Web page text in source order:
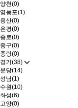
양천(0)
영등포(1)
용산(0)
은평(0)
종로(0)
중구(0)
중랑(0)
경기(38)
분당(14)
성남(1)
수원(10)
화성(6)
고양(0)